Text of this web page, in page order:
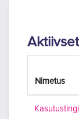
Nimetus